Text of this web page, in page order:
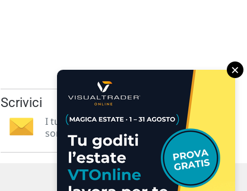
Scrivici
I tuoi suggerimenti per noi
sono preziosi e molto utili! »
×